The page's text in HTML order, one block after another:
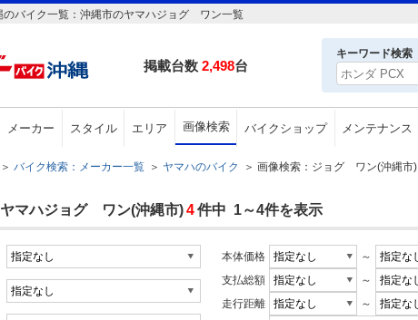
のバイク一覧：沖縄市のヤマハジョグ ワン一覧
掲載台数 2,498台
キーワード検索
メーカー スタイル エリア 画像検索 バイクショップ メンテナンス
＞ バイク検索：メーカー一覧 ＞ ヤマハのバイク ＞ 画像検索：ジョグ ワン(沖縄市)
マハジョグ ワン(沖縄市)4件中 1～4件を表示
本体価格
～
支払総額
～
走行距離
～